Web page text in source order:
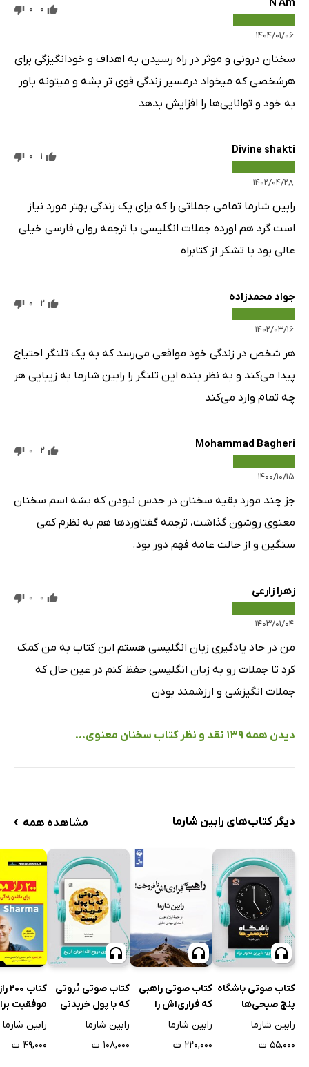
۱۴۰۴/۰۱/۰۶
0
0
سخنان درونی و موثر در راه رسیدن به اهداف و خودانگیزگی برای
هرشخصی که میخواد درمسیر زندگی قوی تر بشه و میتونه باور
به خود و توانایی‌ها را افزایش بدهد
Divine shakti
۱۴۰۲/۰۴/۲۸
1
0
رابین شارما تمامی جملاتی را که برای یک زندگی بهتر مورد نیاز
است گرد هم اورده جملات انگلیسی با ترجمه روان فارسی خیلی
عالی بود با تشکر از کتابراه
جواد محمدزاده
۱۴۰۲/۰۳/۱۶
2
0
هر شخص در زندگی خود مواقعی می‌رسد که به یک تلنگر احتیاج
پیدا می‌کند و به نظر بنده این تلنگر را رابین شارما به زیبایی هر
چه تمام وارد می‌کند
Mohammad Bagheri
۱۴۰۰/۱۰/۱۵
2
0
جز چند مورد بقیه سخنان در حدس نبودن که بشه اسم سخنان
معنوی روشون گذاشت، ترجمه گفتاوردها هم به نظرم کمی
سنگین و از حالت عامه فهم دور بود.
زهرا زارعی
۱۴۰۳/۰۱/۰۴
0
0
من در حاد یادگیری زبان انگلیسی هستم این کتاب به من کمک
کرد تا جملات رو به زبان انگلیسی حفظ کنم در عین حال که
جملات انگیزشی و ارزشمند بودن
دیدن همه 139 نقد و نظر کتاب سخنان معنوی...
دیگر کتاب‌های رابین شارما مشاهده همه ›
کتاب صوتی باشگاه
پنج صبحی‌ها
رابین شارما
۵۵,۰۰۰ ت
کتاب صوتی راهبی
که فراری‌اش را
فروخت
رابین شارما
۲۲۰,۰۰۰ ت
کتاب صوتی ثروتی
که با پول خریدنی
نیست
رابین شارما
۱۰۸,۰۰۰ ت
کتاب
موفقیت
داشتن
رابین شارما
۴۹,۰۰۰ ت